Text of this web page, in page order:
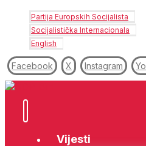
Partija Europskih Socijalista
Socijalistička Internacionala
English
Facebook X Instagram
Vijesti